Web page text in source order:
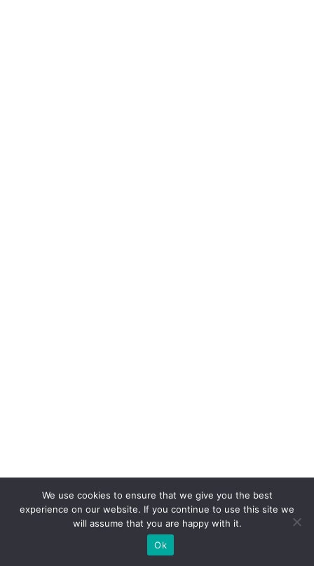
We use cookies to ensure that we give you the best
experience on our website. If you continue to use this site we
will assume that you are happy with it.
Ok